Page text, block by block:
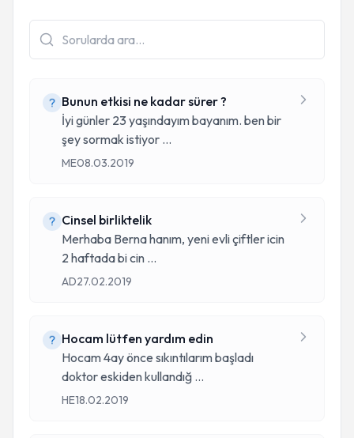
Bunun etkisi ne kadar sürer ?
İyi günler 23 yaşındayım bayanım. ben bir
şey sormak istiyor ...
ME08.03.2019
Cinsel birliktelik
Merhaba Berna hanım, yeni evli çiftler icin
2 haftada bi cin ...
AD27.02.2019
Hocam lütfen yardım edin
Hocam 4ay önce sıkıntılarım başladı
doktor eskiden kullandığ ...
HE18.02.2019